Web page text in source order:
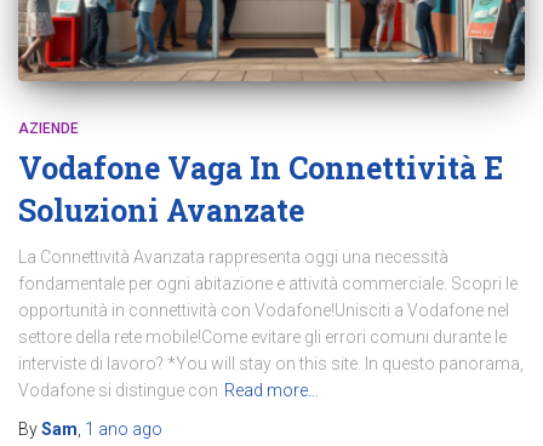
AZIENDE
Vodafone Vaga In Connettività E
Soluzioni Avanzate
La Connettività Avanzata rappresenta oggi una necessità
fondamentale per ogni abitazione e attività commerciale. Scopri le
opportunità in connettività con Vodafone!Unisciti a Vodafone nel
settore della rete mobile!Come evitare gli errori comuni durante le
interviste di lavoro? *You will stay on this site. In questo panorama,
Vodafone si distingue con Read more…
BySam 1 ano ago